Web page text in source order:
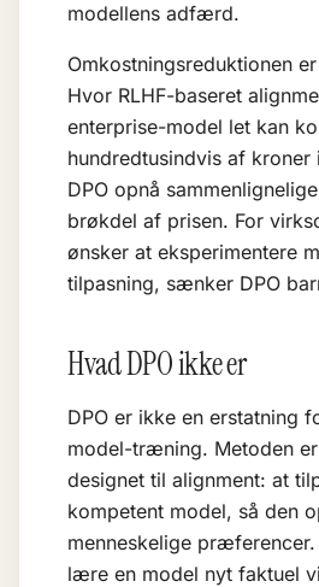
modellens adfærd.
Omkostningsreduktionen
Hvor RLHF-baseret
enterprise-model let kan
hundredtusindvis af kroner
DPO opnå
brøkdel af prisen. For
ønsker at eksperimentere
tilpasning, sænker DPO
Hvad DPO ikke er
DPO er ikke en erstatning
model-træning. Metoden
designet til alignment: at
kompetent model, så den
menneskelige
lære en model nyt faktuel